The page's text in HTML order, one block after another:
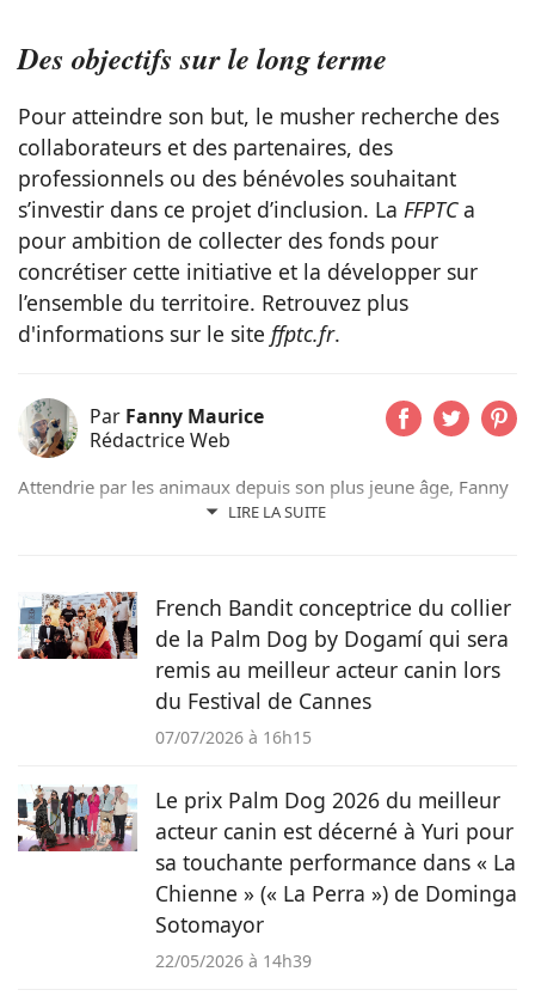
Des objectifs sur le long terme
Pour atteindre son but, le musher recherche des
collaborateurs et des partenaires, des
professionnels ou des bénévoles souhaitant
s’investir dans ce projet d’inclusion. La FFPTCa
pour ambition de collecter des fonds pour
concrétiser cette initiative et la développer sur
l’ensemble du territoire. Retrouvez plus
d'informations sur le site ffptc.fr.
Par Fanny Maurice
Rédactrice Web
LIRE LA SUITE
Attendrie par les animaux depuis son plus jeune âge, Fanny
n’a jamais vécu sans eux et partage actuellement son
choisi de se former au sein du magazine Pets Dating pour
intégrer une communauté qui partage sa passion.
French Bandit conceptrice du collier
de la Palm Dog by Dogamí qui sera
remis au meilleur acteur canin lors
du Festival de Cannes
07/07/2026 à 16h15
Le prix Palm Dog 2026 du meilleur
acteur canin est décerné à Yuri pour
sa touchante performance dans « La
Chienne » (« La Perra ») de Dominga
Sotomayor
22/05/2026 à 14h39